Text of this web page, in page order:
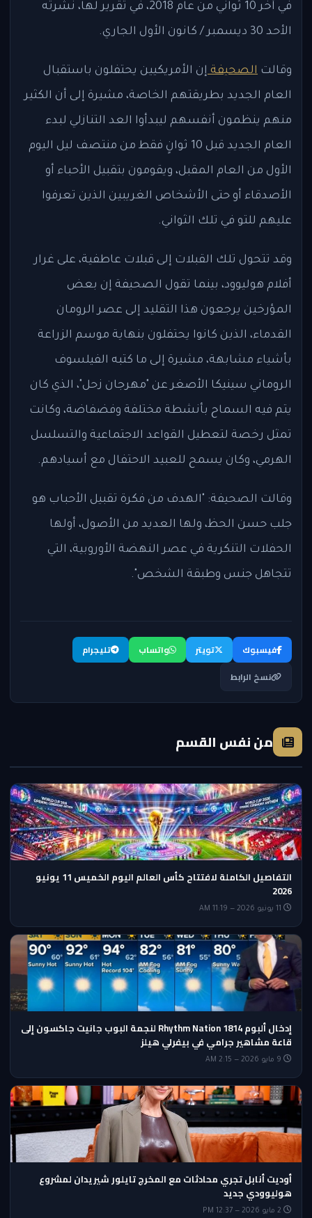
في آخر 10 ثواني من عام 2018، في تقرير لها، نشرته
الأحد 30 ديسمبر / كانون الأول الجاري.
وقالت الصحيفةإن الأمريكيين يحتفلون باستقبال
العام الجديد بطريقتهم الخاصة، مشيرة إلى أن الكثير
منهم ينظمون أنفسهم ليبدأوا العد التنازلي لبدء
العام الجديد قبل 10 ثوانٍ فقط من منتصف ليل اليوم
الأول من العام المقبل، ويقومون بتقبيل الأحباء أو
الأصدقاء أو حتى الأشخاص الغريبين الذين تعرفوا
عليهم للتو في تلك الثواني.
وقد تتحول تلك القبلات إلى قبلات عاطفية، على غرار
أفلام هوليوود، بينما تقول الصحيفة إن بعض
المؤرخين يرجعون هذا التقليد إلى عصر الرومان
القدماء، الذين كانوا يحتفلون بنهاية موسم الزراعة
بأشياء مشابهة، مشيرة إلى ما كتبه الفيلسوف
الروماني سينيكا الأصغر عن "مهرجان زحل"، الذي كان
يتم فيه السماح بأنشطة مختلفة وفضفاضة، وكانت
تمثل رخصة لتعطيل القواعد الاجتماعية والتسلسل
الهرمي، وكان يسمح للعبيد الاحتفال مع أسيادهم.
وقالت الصحيفة: "الهدف من فكرة تقبيل الأحباب هو
جلب حسن الحظ، ولها العديد من الأصول، أولها
الحفلات التنكرية في عصر النهضة الأوروبية، التي
تتجاهل جنس وطبقة الشخص".
فيسبوك تويتر واتساب
تليجرام
نسخ الرابط
من نفس القسم
التفاصيل الكاملة لافتتاح كأس العالم اليوم الخميس 11 يونيو
2026
إدخال ألبوم Rhythm Nation 1814 لنجمة البوب جانيت جاكسون إلى
قاعة مشاهير جرامي في بيفرلي هيلز
أوديت أنابل تجري محادثات مع المخرج تايلور شيريدان لمشروع
هوليوودي جديد